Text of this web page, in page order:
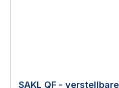
SAKL QF -